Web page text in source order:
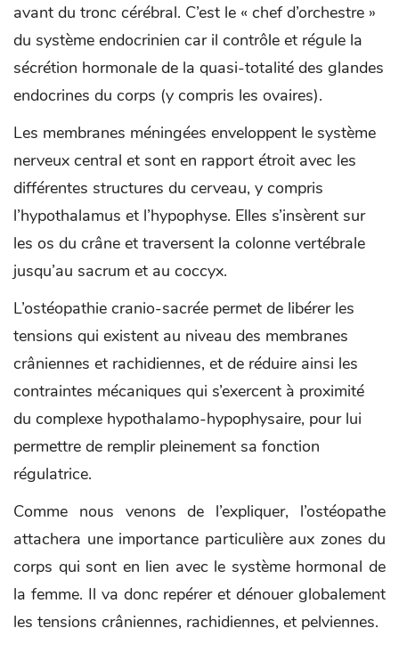
avant du tronc cérébral. C’est le « chef d’orchestre »
du système endocrinien car il contrôle et régule la
sécrétion hormonale de la quasi-totalité des glandes
endocrines du corps (y compris les ovaires).
Les membranes méningées enveloppent le système
nerveux central et sont en rapport étroit avec les
différentes structures du cerveau, y compris
l’hypothalamus et l’hypophyse. Elles s’insèrent sur
les os du crâne et traversent la colonne vertébrale
jusqu’au sacrum et au coccyx.
L’ostéopathie cranio-sacrée permet de libérer les
tensions qui existent au niveau des membranes
crâniennes et rachidiennes, et de réduire ainsi les
contraintes mécaniques qui s’exercent à proximité
du complexe hypothalamo-hypophysaire, pour lui
permettre de remplir pleinement sa fonction
régulatrice.
Comme nous venons de l’expliquer, l’ostéopathe
attachera une importance particulière aux zones du
corps qui sont en lien avec le système hormonal de
la femme. Il va donc repérer et dénouer globalement
les tensions crâniennes, rachidiennes, et pelviennes.